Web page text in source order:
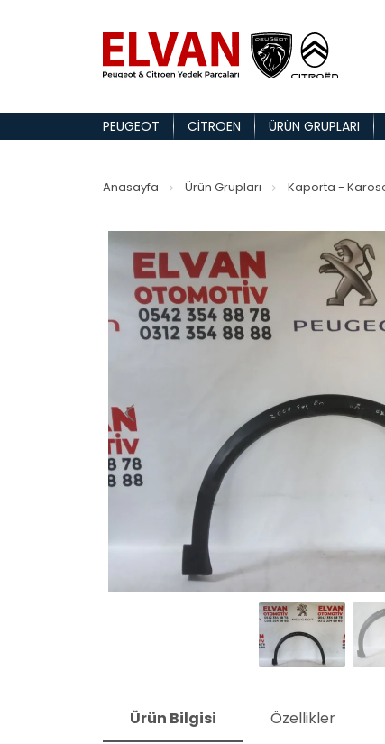
PEUGEOT CITROEN ÜRÜN GRUPLARI
Anasayfa Ürün Grupları Kaporta -
Ürün Bilgisi Özellikler